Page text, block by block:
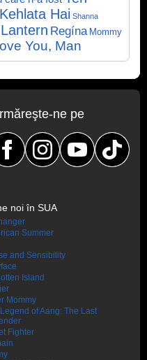
Hai Shanna
Regína Mommy
You, Man
ne pe
noi în SUA
Summer
and Sensibility
Island
Mommy
of Aang: The Last
Fighter